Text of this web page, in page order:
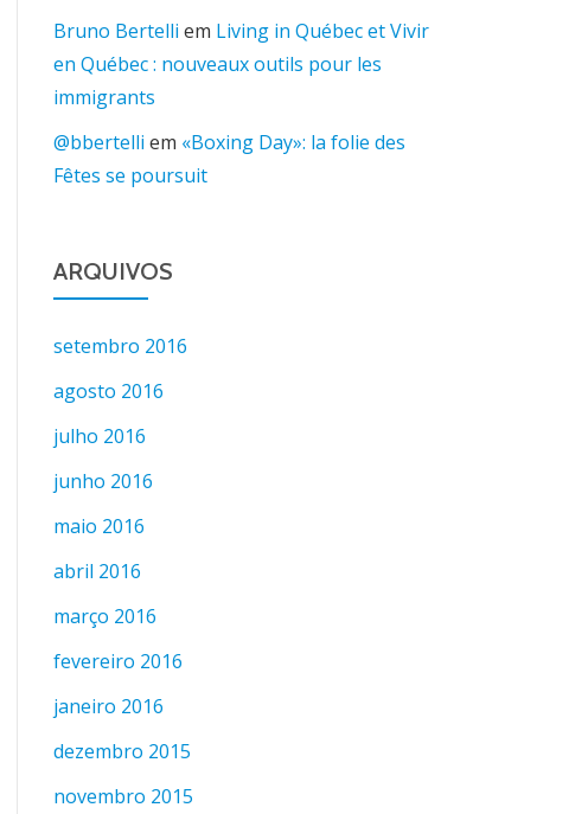
Bruno Bertelli em Living in Québec et Vivir
en Québec : nouveaux outils pour les
immigrants
@bbertelli em «Boxing Day»: la folie des
Fêtes se poursuit
ARQUIVOS
setembro 2016
agosto 2016
julho 2016
junho 2016
maio 2016
abril 2016
março 2016
fevereiro 2016
janeiro 2016
dezembro 2015
novembro 2015